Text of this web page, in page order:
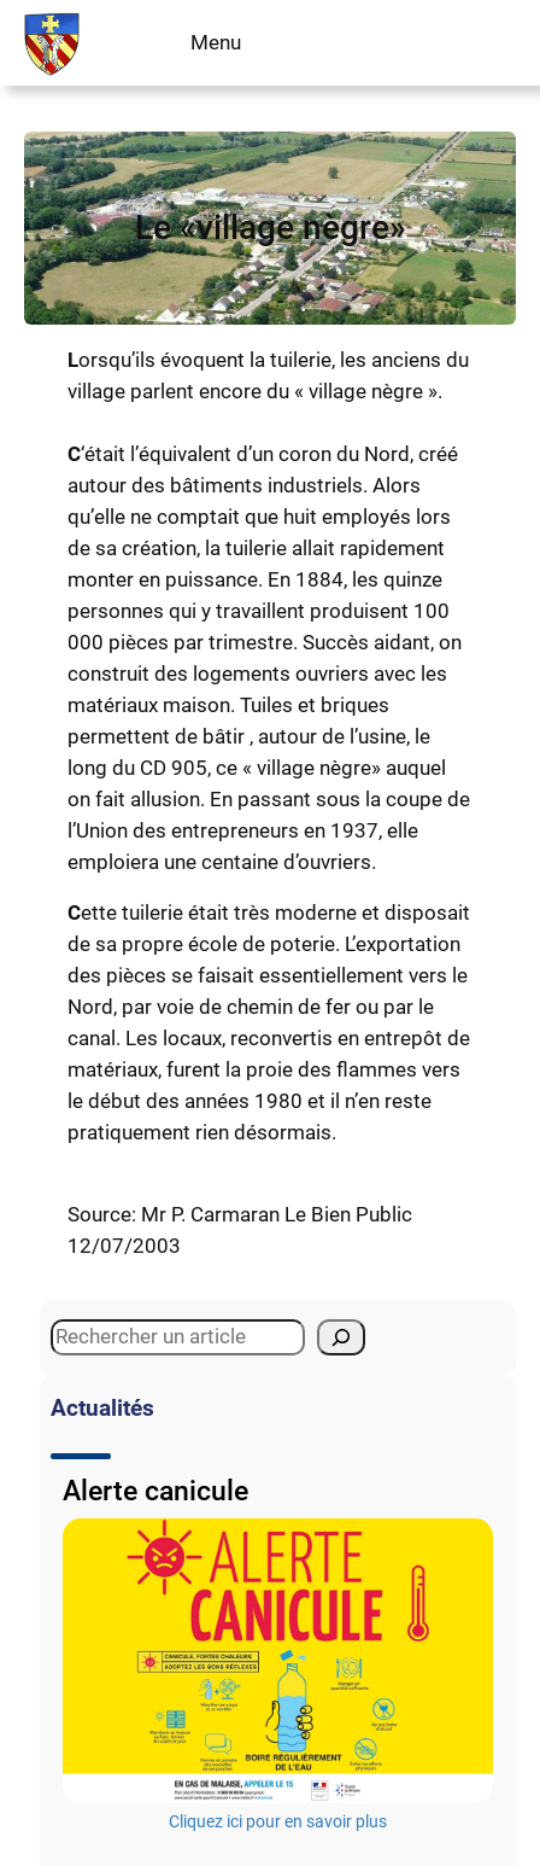
Aller
contenu
Menu
Le «village nègre»
Lorsqu’ils évoquent la tuilerie, les anciens du
village parlent encore du « village nègre ».
C‘était l’équivalent d’un coron du Nord, créé
autour des bâtiments industriels. Alors
qu’elle ne comptait que huit employés lors
de sa création, la tuilerie allait rapidement
monter en puissance. En 1884, les quinze
personnes qui y travaillent produisent 100
000 pièces par trimestre. Succès aidant, on
construit des logements ouvriers avec les
matériaux maison. Tuiles et briques
permettent de bâtir , autour de l’usine, le
long du CD 905, ce « village nègre» auquel
on fait allusion. En passant sous la coupe de
l’Union des entrepreneurs en 1937, elle
emploiera une centaine d’ouvriers.
Cette tuilerie était très moderne et disposait
de sa propre école de poterie. L’exportation
des pièces se faisait essentiellement vers le
Nord, par voie de chemin de fer ou par le
canal. Les locaux, reconvertis en entrepôt de
matériaux, furent la proie des flammes vers
le début des années 1980 et il n’en reste
pratiquement rien désormais.
Source: Mr P. Carmaran Le Bien Public
12/07/2003
S
a
c
Actualités
Alerte canicule
Cliquez ici pour en savoir plus